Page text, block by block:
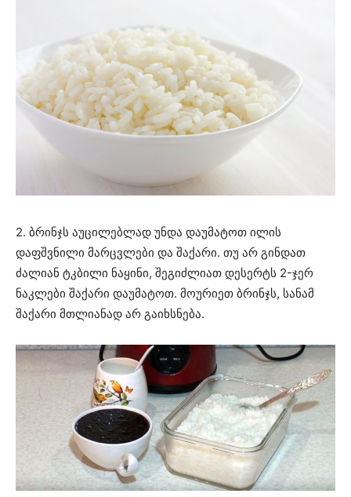
2. ბრინჯს აუცილებლად უნდა დაუმატოთ ილის
დაფშვნილი მარცვლები და შაქარი. თუ არ გინდათ
ძალიან ტკბილი ნაყინი, შეგიძლიათ დესერტს 2-ჯერ
ნაკლები შაქარი დაუმატოთ. მოურიეთ ბრინჯს, სანამ
შაქარი მთლიანად არ გაიხსნება.